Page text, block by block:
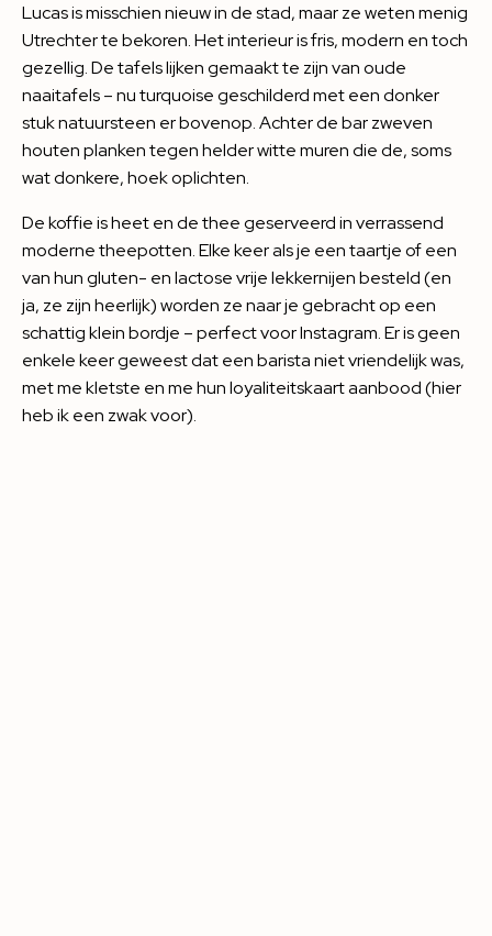
Lucas is misschien nieuw in de stad, maar ze weten menig
Utrechter te bekoren. Het interieur is fris, modern en toch
gezellig. De tafels lijken gemaakt te zijn van oude
naaitafels – nu turquoise geschilderd met een donker
stuk natuursteen er bovenop. Achter de bar zweven
houten planken tegen helder witte muren die de, soms
wat donkere, hoek oplichten.
De koffie is heet en de thee geserveerd in verrassend
moderne theepotten. Elke keer als je een taartje of een
van hun gluten- en lactose vrije lekkernijen besteld (en
ja, ze zijn heerlijk) worden ze naar je gebracht op een
schattig klein bordje – perfect voor Instagram. Er is geen
enkele keer geweest dat een barista niet vriendelijk was,
met me kletste en me hun loyaliteitskaart aanbood (hier
heb ik een zwak voor).